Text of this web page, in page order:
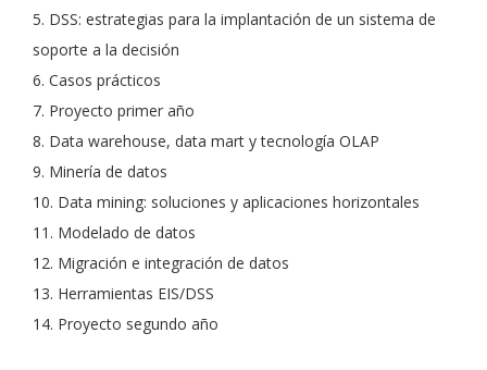
5. DSS: estrategias para la implantación de un sistema de
soporte a la decisión
6. Casos prácticos
7. Proyecto primer año
8. Data warehouse, data mart y tecnología OLAP
9. Minería de datos
10. Data mining: soluciones y aplicaciones horizontales
11. Modelado de datos
12. Migración e integración de datos
13. Herramientas EIS/DSS
14. Proyecto segundo año